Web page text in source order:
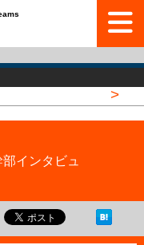
>
インタビュ